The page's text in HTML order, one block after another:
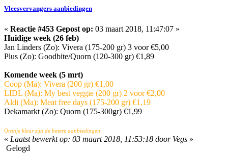
Vleesvervangers aanbiedingen
« Reactie #453 Gepost op: 03 maart 2018, 11:47:07 »
Huidige week (26 feb)
Jan Linders (Zo): Vivera (175-200 gr) 3 voor €5,00
Plus (Zo): Goodbite/Quorn (120-300 gr) €1,89
Komende week (5 mrt)
Coop (Ma): Vivera (200 gr) €1,00
LIDL (Ma): My best veggie (200 gr) 2 voor €2,00
Aldi (Ma): Meat free days (175-200 gr) €1,19
Dekamarkt (Zo): Quorn (175-300gr) €1,99
Oranje kleur zijn de betere aanbiedingen
« Laatst bewerkt op: 03 maart 2018, 11:53:18 door Vegs »
Gelogd